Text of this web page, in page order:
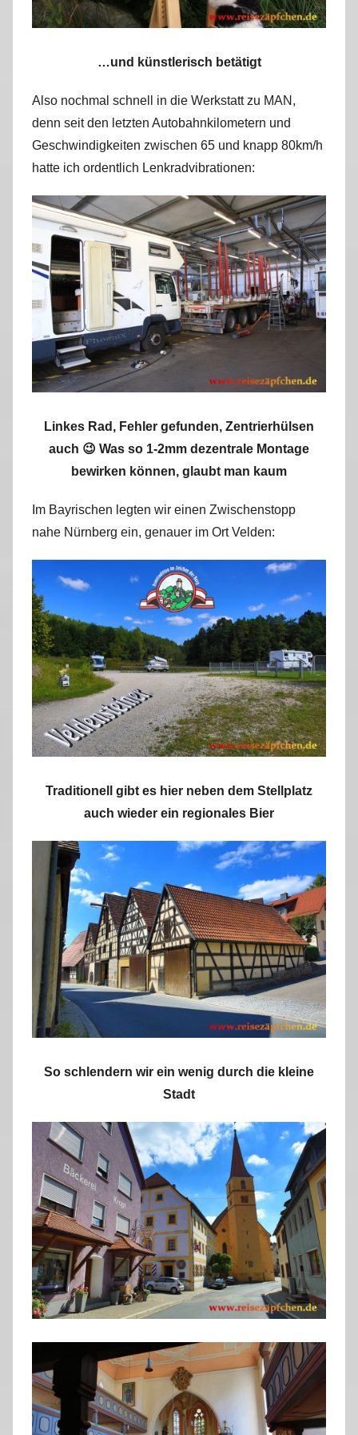
…und künstlerisch betätigt
Also nochmal schnell in die Werkstatt zu MAN,
denn seit den letzten Autobahnkilometern und
Geschwindigkeiten zwischen 65 und knapp 80km/h
hatte ich ordentlich Lenkradvibrationen:
Linkes Rad, Fehler gefunden, Zentrierhülsen
auch 😉 Was so 1-2mm dezentrale Montage
bewirken können, glaubt man kaum
Im Bayrischen legten wir einen Zwischenstopp
nahe Nürnberg ein, genauer im Ort Velden:
Traditionell gibt es hier neben dem Stellplatz
auch wieder ein regionales Bier
So schlendern wir ein wenig durch die kleine
Stadt